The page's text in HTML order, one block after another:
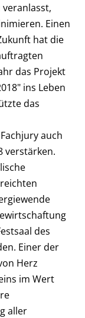
Einen
hat die
das Projekt
ins Leben
das
auch
verstärken.
des
Einer der
Herz
im Wert
aller